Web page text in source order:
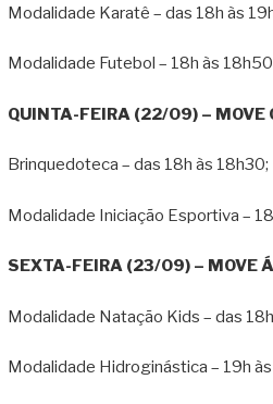
Modalidade Karatê – das 18h às
Modalidade Futebol – 18h às
QUINTA-FEIRA (22/09) – MOVE
Brinquedoteca – das 18h às 18h30;
Modalidade Iniciação Esportiva –
SEXTA-FEIRA (23/09) – MOVE
Modalidade Natação Kids – das
Modalidade Hidroginástica – 19h